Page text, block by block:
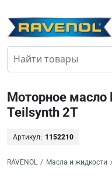
Моторное масло
Teilsynth 2T
Артикул: 1152210
RAVENOL / Масла и жидкости